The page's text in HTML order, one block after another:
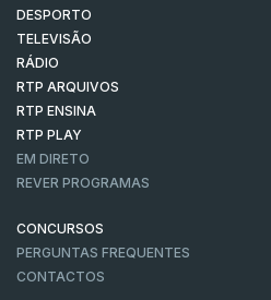
DESPORTO
TELEVISÃO
RÁDIO
RTP ARQUIVOS
RTP ENSINA
RTP PLAY
EM DIRETO
REVER PROGRAMAS
CONCURSOS
PERGUNTAS FREQUENTES
CONTACTOS